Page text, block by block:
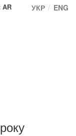
AR
УКР ENG